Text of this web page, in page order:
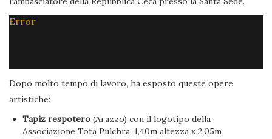
Error
Dopo molto tempo di lavoro, ha esposto queste opere
artistiche:
Tapiz respotero (Arazzo) con il logotipo della
Associazione Tota Pulchra. 1,40m altezza x 2,05m